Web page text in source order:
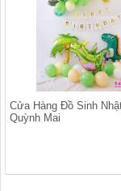
Cửa Hàng Đồ Sinh
Quỳnh Mai